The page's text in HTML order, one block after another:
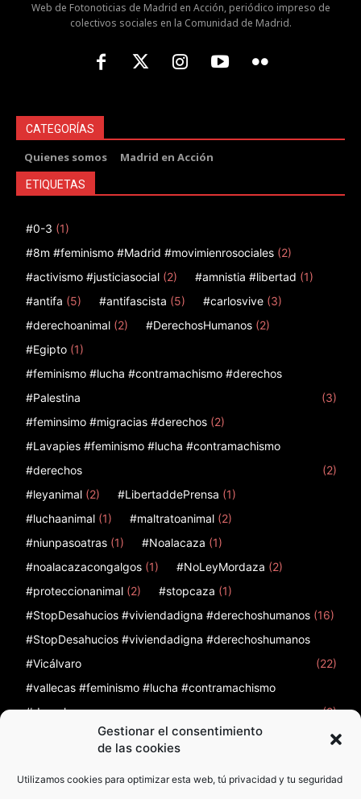
Gestionar el consentimiento
de las cookies
Utilizamos cookies para optimizar esta web, tú privacidad y tu seguridad
Web de Fotonoticias de Madrid en Acción, periódico impreso de
colectivos sociales en la Comunidad de Madrid.
CATEGORÍAS
Quienes somos Madrid en Acción
ETIQUETAS
#0-3 (1)
#8m #feminismo #Madrid #movimienrosociales (2)
#activismo #justiciasocial (2) #amnistia #libertad (1)
#antifa (5) #antifascista (5) #carlosvive (3)
#derechoanimal (2) #DerechosHumanos (2)
#Egipto (1)
#feminismo #lucha #contramachismo #derechos
#Palestina
(3)
#feminsimo #migracias #derechos (2)
#Lavapies #feminismo #lucha #contramachismo
#derechos
(2)
#leyanimal (2) #LibertaddePrensa (1)
#luchaanimal (1) #maltratoanimal (2)
#niunpasoatras (1) #Noalacaza (1)
#noalacazacongalgos (1) #NoLeyMordaza (2)
#proteccionanimal (2) #stopcaza (1)
#StopDesahucios #viviendadigna #derechoshumanos (16)
#StopDesahucios #viviendadigna #derechoshumanos
#Vicálvaro
(22)
#vallecas #feminismo #lucha #contramachismo
#derechos
(2)
12 de febrero (1) 12F (1) 12octubre